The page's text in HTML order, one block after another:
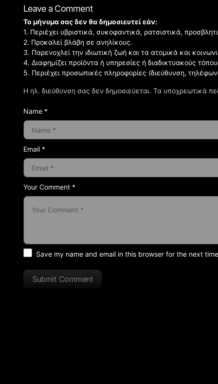
Leave a Comment
Η ηλ. διεύθυνση σας δεν δημοσιεύεται. Τα υποχρεωτικά
Your Comment *
Το μήνυμα σας δεν θα δημοσιευτεί εάν:
1. Περιέχει υβριστικά, συκοφαντικά, ρατσιστικά,
2. Προκαλεί βλάβη σε ανηλίκους.
3. Παρενοχλεί την ιδιωτική ζωή και τα ατομικά και
4. Διαφημίζει προϊόντα ή υπηρεσίες ή διαδικτυακούς
5. Περιέχει προσωπικές πληροφορίες (διεύθυνση,
Name *
Email *
Save my name and email in this browser for the next
Submit Comment